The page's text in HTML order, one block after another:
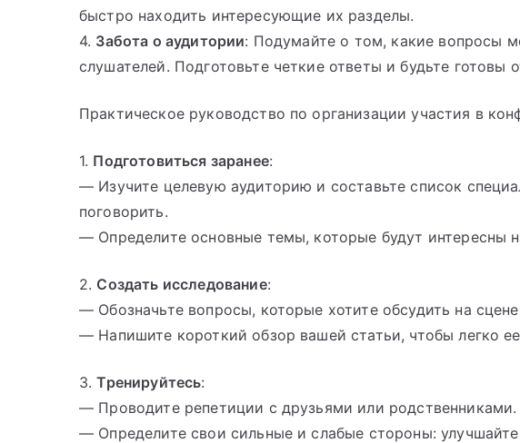
быстро находить интересующие их разделы.
4. Забота о аудитории: Подумайте о том, какие вопросы
слушателей. Подготовьте четкие ответы и будьте готовы
Практическое руководство по организации участия в
1. Подготовиться заранее:
— Изучите целевую аудиторию и составьте список
поговорить.
— Определите основные темы, которые будут интересны
2. Создать исследование:
— Обозначьте вопросы, которые хотите обсудить на
— Напишите короткий обзор вашей статьи, чтобы легко
3.Тренируйтесь:
— Проводите репетиции с друзьями или родственниками.
— Определите свои сильные и слабые стороны: